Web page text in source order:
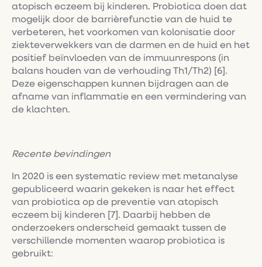
atopisch eczeem bij kinderen. Probiotica doen dat
mogelijk door de barrièrefunctie van de huid te
verbeteren, het voorkomen van kolonisatie door
ziekteverwekkers van de darmen en de huid en het
positief beïnvloeden van de immuunrespons (in
balans houden van de verhouding Th1/Th2) [6].
Deze eigenschappen kunnen bijdragen aan de
afname van inflammatie en een vermindering van
de klachten.
Recente bevindingen
In 2020 is een systematic review met metanalyse
gepubliceerd waarin gekeken is naar het effect
van probiotica op de preventie van atopisch
eczeem bij kinderen [7]. Daarbij hebben de
onderzoekers onderscheid gemaakt tussen de
verschillende momenten waarop probiotica is
gebruikt: